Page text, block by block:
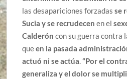
las desapariciones forzadasse
Sucia y se recrudecen en el
Calderón con su guerra contra
queen la pasada
actuó ni se actúa.“Por el
generaliza y el dolor se